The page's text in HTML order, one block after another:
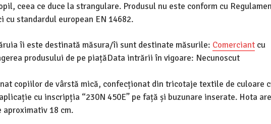
ceea ce duce la strangulare. Produsul nu este conform cu
standardul european EN 14682.
îi este destinată măsura/îi sunt destinate măsurile: Comerciant cu
produsului de pe piațăData intrării în vigoare: Necunoscut
copiilor de vârstă mică, confecționat din tricotaje textile de culoare
cu inscripția “230N 450E” pe față și buzunare inserate. Hota
18 cm.